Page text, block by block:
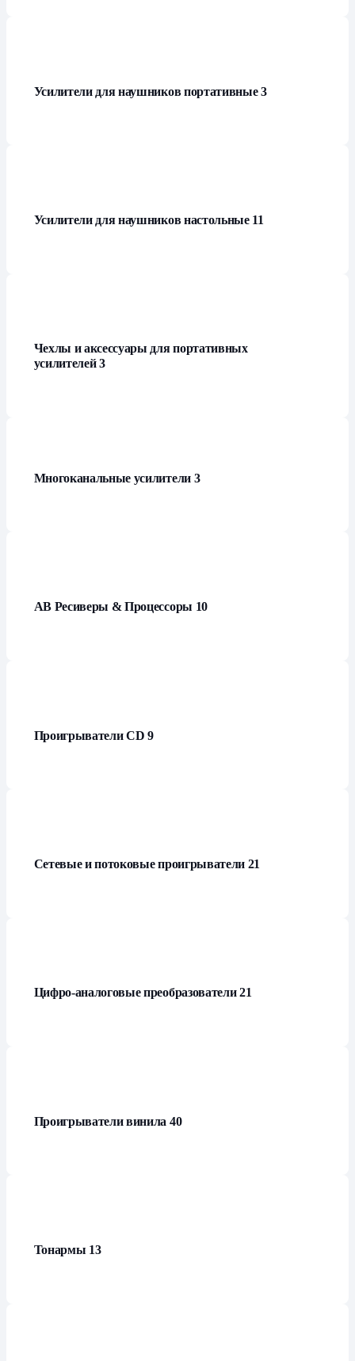
Усилители для наушников портативные3
Усилители для наушников настольные 11
Чехлы и аксессуары для портативных
усилителей3
Многоканальные усилители 3
АВ Ресиверы & Процессоры 10
Проигрыватели СD9
Сетевые и потоковые проигрыватели 21
Цифро-аналоговые преобразователи21
Проигрыватели винила 40
Тонармы 13